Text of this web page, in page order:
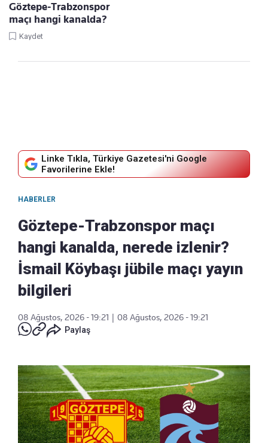
Göztepe-Trabzonspor
maçı hangi kanalda?
Kaydet
Linke Tıkla, Türkiye Gazetesi'ni Google
Favorilerine Ekle!
HABERLER
Göztepe-Trabzonspor maçı
hangi kanalda, nerede izlenir?
İsmail Köybaşı jübile maçı yayın
bilgileri
08 Ağustos, 2026 - 19:21
08 Ağustos, 2026 - 19:21
Paylaş